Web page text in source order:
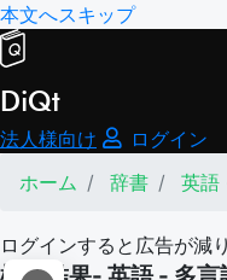
本文へスキップ
DiQt
法人様向け
ログイン
ホーム
辞書 英語
ログインすると広告が減